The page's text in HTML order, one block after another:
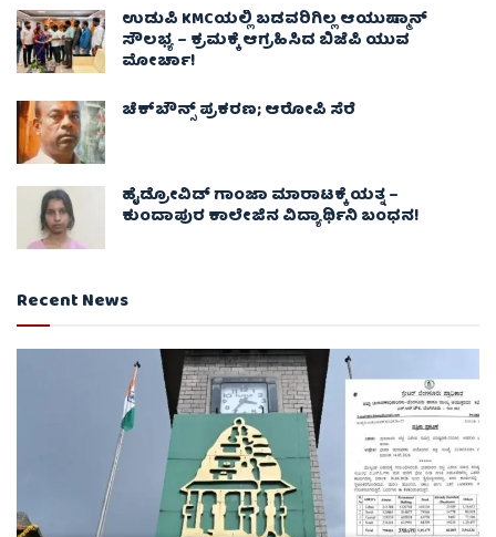
ಉಡುಪಿ KMCಯಲ್ಲಿ ಬಡವರಿಗಿಲ್ಲ ಆಯುಷ್ಮಾನ್
ಸೌಲಭ್ಯ – ಕ್ರಮಕ್ಕೆ ಆಗ್ರಹಿಸಿದ ಬಿಜೆಪಿ ಯುವ
ಮೋರ್ಚಾ!
ಚೆಕ್​ಬೌನ್ಸ್​ ಪ್ರಕರಣ; ಆರೋಪಿ ಸೆರೆ
ಹೈಡ್ರೋವಿಡ್ ಗಾಂಜಾ ಮಾರಾಟಕ್ಕೆ ಯತ್ನ –
ಕುಂದಾಪುರ ಕಾಲೇಜಿನ ವಿದ್ಯಾರ್ಥಿನಿ ಬಂಧನ!
Recent News